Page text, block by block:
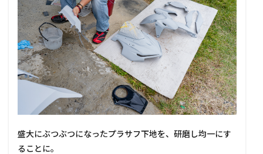
盛大にぶつぶつになったプラサフ下地を、研磨し均一にす
ることに。